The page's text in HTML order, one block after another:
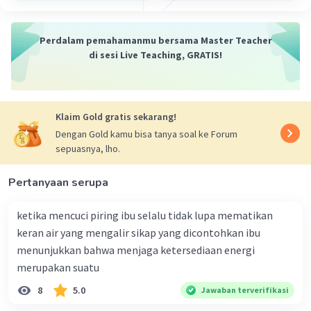
Berikut beberapa kesimpulan umum yang bisa
ditarik dari percobaan elektromagnet:
1 Arus Listrik Menghasilkan Medan Magnet:
elektromagnet adalah bahwa arus listrik dapat
sekitarnya. Ini adalah dasar dari prinsip
elektromagnetisme yang ditemukan oleh Hans
Christian Oersted.
Arus:
semakin besar arus listrik yang mengalir melalui
kawat pembentuk elektromagnet, semakin kuat
medan magnet yang dihasilkan.
3 Pengendalian Kuat Medan Magnet:
Perdalam pemahamanmu bersama Master Teacher
di sesi Live Teaching, GRATIS!
Klaim Gold gratis sekarang!
Dengan Gold kamu bisa tanya soal ke Forum
sepuasnya, lho.
Pertanyaan serupa
ketika mencuci piring ibu selalu tidak lupa mematikan
keran air yang mengalir sikap yang dicontohkan ibu
menunjukkan bahwa menjaga ketersediaan energi
merupakan suatu
8 5.0 Jawaban terverifikasi